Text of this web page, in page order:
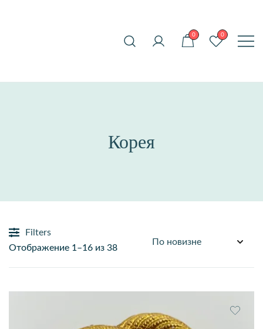
0 0
Корея
Filters
Отображение 1–16 из 38Сортировка: